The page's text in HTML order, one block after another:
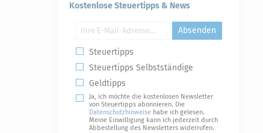
Kostenlose Steuertipps & News
Absenden
Steuertipps
Steuertipps Selbstständige
Geldtipps
Ja, ich möchte die kostenlosen Newsletter
von Steuertipps abonnieren. Die
Datenschutzhinweise habe ich gelesen.
Meine Einwilligung kann ich jederzeit durch
Abbestellung des Newsletters widerrufen.